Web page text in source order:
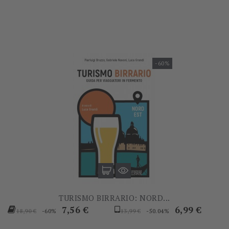
-60%
TURISMO BIRRARIO: NORD...
Prezzo
18,90 € -60% Prezzo
7,56 €
Prezzo
13,99 € -50.04% Prezzo
6,99 €